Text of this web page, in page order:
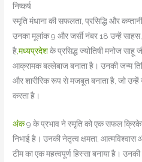
निष्कर्ष
स्मृति मंधाना की सफलता, प्रसिद्धि और
उनका मूलांक 9 और जर्सी नंबर 18 उन्हें
है,मध्यप्रदेशके प्रसिद्ध ज्योतिषी मनोज
आक्रामक बल्लेबाज बनाता है। उनकी जन्म
और शारीरिक रूप से मजबूत बनाता है, जो
करता है।
अंक9 के प्रभाव ने स्मृति को एक सफल
निभाई है। उनकी नेतृत्व क्षमता, आत्मविश्वास
टीम का एक महत्वपूर्ण हिस्सा बनाया है।